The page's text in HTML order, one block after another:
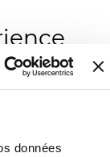
données
évolue en
de ses